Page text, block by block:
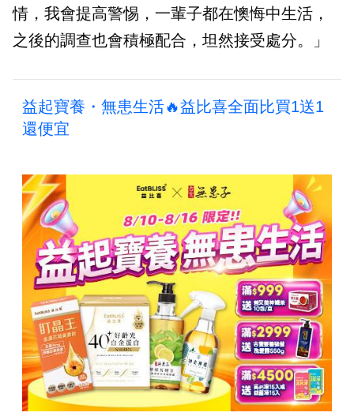
情，我會提高警惕，一輩子都在懊悔中生活，
之後的調查也會積極配合，坦然接受處分。」
益起寶養・無患生活🔥益比喜全面比買1送1
還便宜